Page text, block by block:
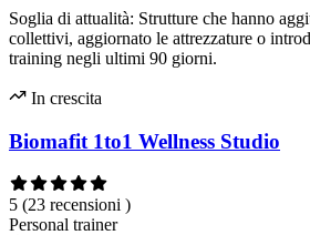
Soglia di attualità: Strutture che hanno
collettivi, aggiornato le attrezzature o
training negli ultimi 90 giorni.
In crescita
Biomafit 1to1 Wellness Studio
5 (23 recensioni )
Personal trainer